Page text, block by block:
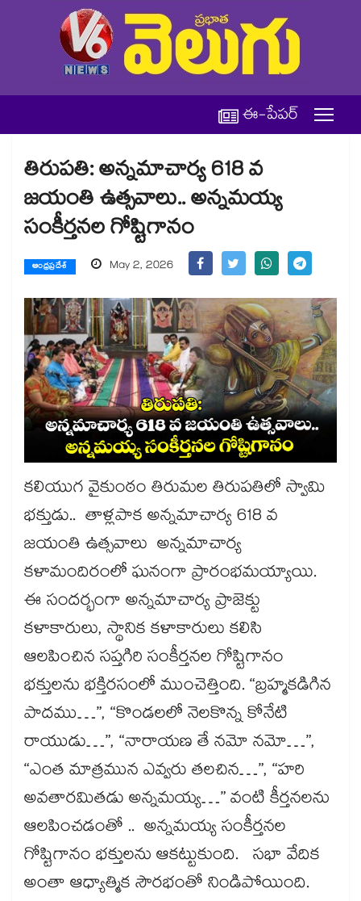
ఈ-పేపర్
తిరుపతి: అన్నమాచార్య 618 వ
జయంతి ఉత్సవాలు.. అన్నమయ్య
సంకీర్తనల గోష్టిగానం
ఆంధ్రప్రదేశ్ May 2, 2026
కలియుగ వైకుంఠం తిరుమల తిరుపతిలో స్వామి
భక్తుడు.. తాళ్లపాక అన్నమాచార్య 618 వ
జయంతి ఉత్సవాలు అన్నమాచార్య
కళామందిరంలో ఘనంగా ప్రారంభమయ్యాయి.
ఈ సందర్భంగా అన్నమాచార్య ప్రాజెక్టు
కళాకారులు, స్థానిక కళాకారులు కలిసి
ఆలపించిన సప్తగిరి సంకీర్తనల గోష్టిగానం
భక్తులను భక్తిరసంలో ముంచెత్తింది. “బ్రహ్మకడిగిన
పాదము…”, “కొండలలో నెలకొన్న కోనేటి
రాయుడు…”, “నారాయణ తే నమో నమో…”,
“ఎంత మాత్రమున ఎవ్వరు తలచిన…”, “హరి
అవతారమితడు అన్నమయ్య…” వంటి కీర్తనలను
ఆలపించడంతో .. అన్నమయ్య సంకీర్తనల
గోష్టిగానం భక్తులను ఆకట్టుకుంది. సభా వేదిక
అంతా ఆధ్యాత్మిక సౌరభంతో నిండిపోయింది.